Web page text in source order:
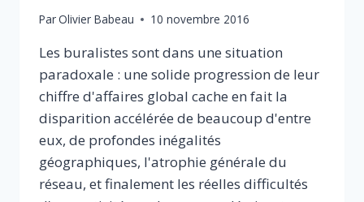
ParOlivier Babeau 10 novembre 2016
Les buralistes sont dans une situation
paradoxale : une solide progression de leur
chiffre d'affaires global cache en fait la
disparition accélérée de beaucoup d'entre
eux, de profondes inégalités
géographiques, l'atrophie générale du
réseau, et finalement les réelles difficultés